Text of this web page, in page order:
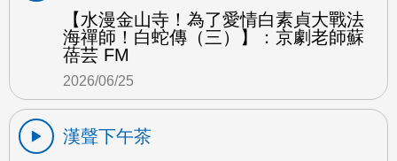
【水漫金山寺！為了愛情白素貞大戰法
海禪師！白蛇傳（三）】：京劇老師蘇
蓓芸 FM
2026/06/25
漢聲下午茶